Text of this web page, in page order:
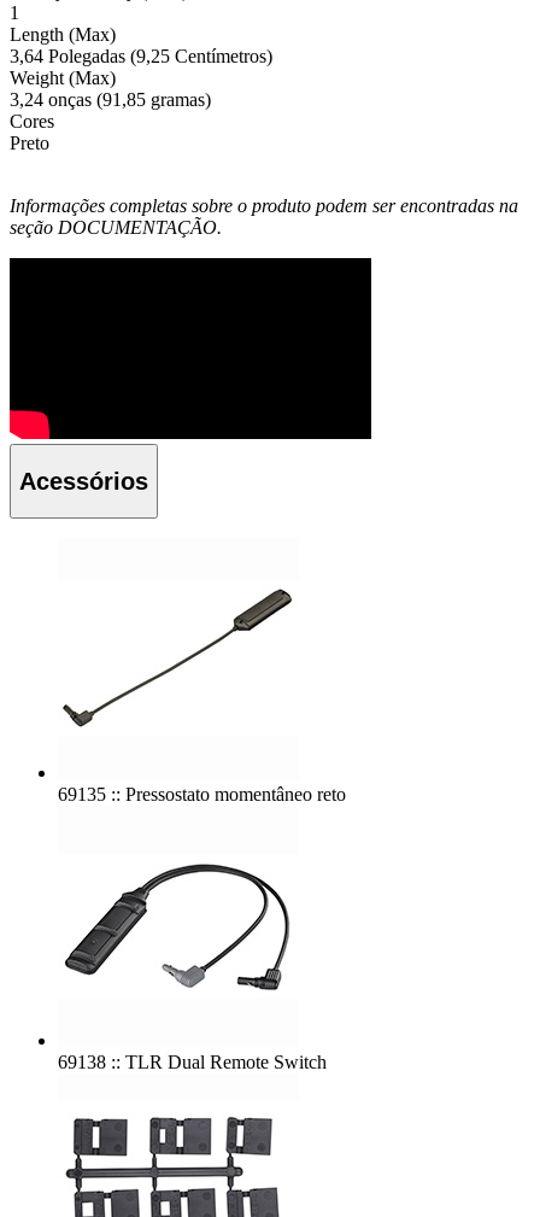
1
Length (Max)
3,64 Polegadas (9,25 Centímetros)
Weight (Max)
3,24 onças (91,85 gramas)
Cores
Preto
Informações completas sobre o produto podem ser encontradas na
seção DOCUMENTAÇÃO.
Acessórios
69135 :: Pressostato momentâneo reto
69138 :: TLR Dual Remote Switch